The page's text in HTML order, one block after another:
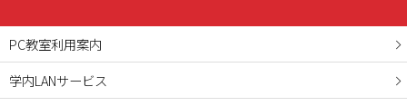
PC教室利用案内
学内LANサービス